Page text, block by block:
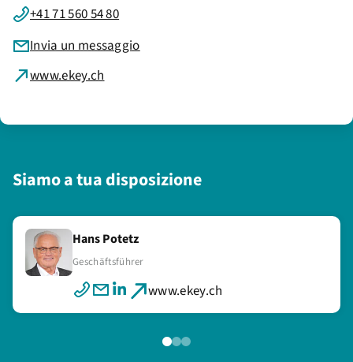
+41 71 560 54 80
Invia un messaggio
www.ekey.ch
Siamo a tua disposizione
Hans Potetz
Geschäftsführer
www.ekey.ch
www.ekey.ch
www.ekey.ch